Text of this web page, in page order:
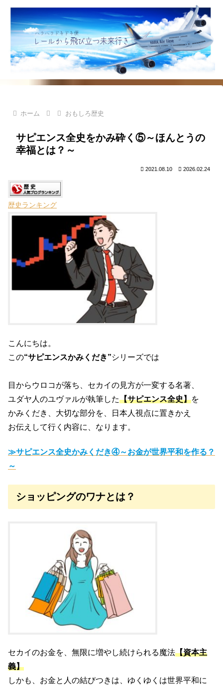
ホーム おもしろ歴史
サピエンス全史をかみ砕く⑤～ほんとうの
幸福とは？～
2021.08.10 2026.02.24
歴史ランキング
こんにちは。
この“サピエンスかみくだき”シリーズでは
目からウロコが落ち、セカイの見方が一変する名著、
ユダヤ人のユヴァルが執筆した【サピエンス全史】を
かみくだき、大切な部分を、日本人視点に置きかえ
お伝えして行く内容に、なります。
≫サピエンス全史かみくだき④～お金が世界平和を作る？
～
ショッピングのワナとは？
セカイのお金を、無限に増やし続けられる魔法【資本主
義】
しかも、お金と人の結びつきは、ゆくゆくは世界平和に